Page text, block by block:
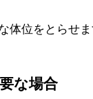
位をとらせま
な場合